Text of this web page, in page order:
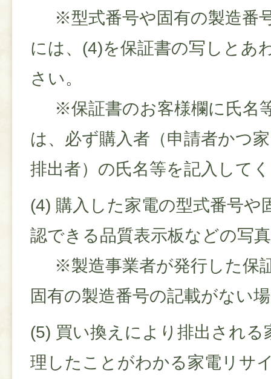
※型式番号や固有の製造番
には、(4)を保証書の写しとあ
さい。
※保証書のお客様欄に氏名
は、必ず購入者（申請者かつ
排出者）の氏名等を記入して
(4) 購入した家電の型式番号や
認できる品質表示板などの
※製造事業者が発行した保
固有の製造番号の記載がない
(5) 買い換えにより排出され
理したことがわかる家電リサ